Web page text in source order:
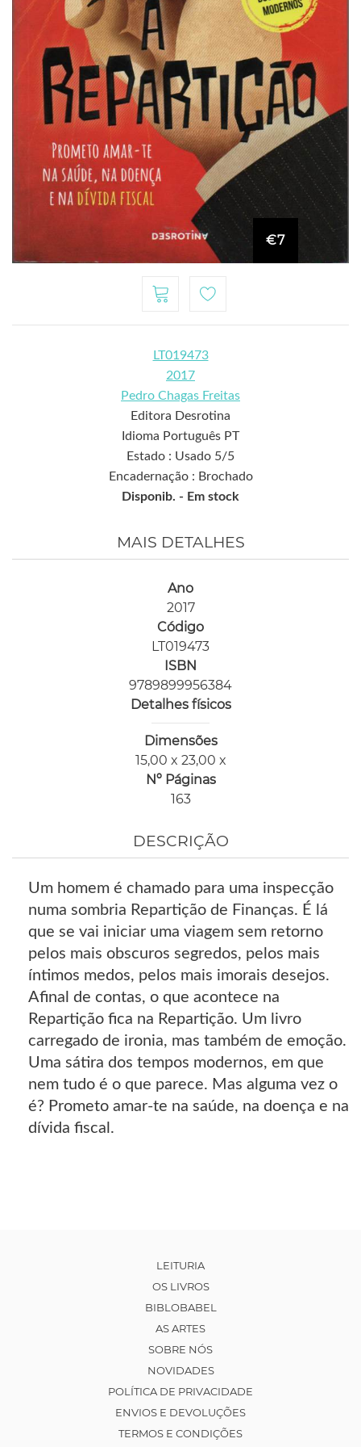
€7
LT019473
2017
Pedro Chagas Freitas
Editora Desrotina
Idioma Português PT
Estado : Usado 5/5
Encadernação : Brochado
Disponib. - Em stock
MAIS DETALHES
Ano
2017
Código
LT019473
ISBN
9789899956384
Detalhes físicos
Dimensões
15,00 x 23,00 x
Nº Páginas
163
DESCRIÇÃO
Um homem é chamado para uma inspecção
numa sombria Repartição de Finanças. É lá
que se vai iniciar uma viagem sem retorno
pelos mais obscuros segredos, pelos mais
íntimos medos, pelos mais imorais desejos.
Afinal de contas, o que acontece na
Repartição fica na Repartição. Um livro
carregado de ironia, mas também de emoção.
Uma sátira dos tempos modernos, em que
nem tudo é o que parece. Mas alguma vez o
é? Prometo amar-te na saúde, na doença e na
dívida fiscal.
LEITURIA
OS LIVROS
BIBLOBABEL
AS ARTES
SOBRE NÓS
NOVIDADES
POLÍTICA DE PRIVACIDADE
ENVIOS E DEVOLUÇÕES
TERMOS E CONDIÇÕES